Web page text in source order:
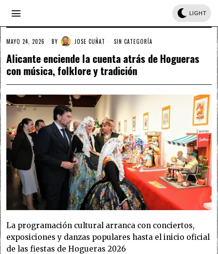
LIGHT
MAYO 24, 2026 BY JOSE CUÑAT SIN CATEGORÍA
Alicante enciende la cuenta atrás de Hogueras
con música, folklore y tradición
La programación cultural arranca con conciertos,
exposiciones y danzas populares hasta el inicio oficial
de las fiestas de Hogueras 2026